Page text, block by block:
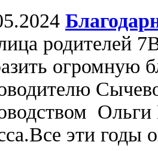
родителей
огромную
эти годы